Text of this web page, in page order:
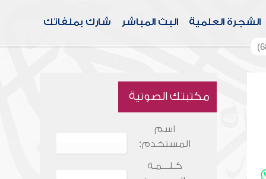
الشجرة العلمية البث المباشر شارك بملفاتك
مكتبتك الصوتية
اسم
المستخدم:
كـلـــمـة